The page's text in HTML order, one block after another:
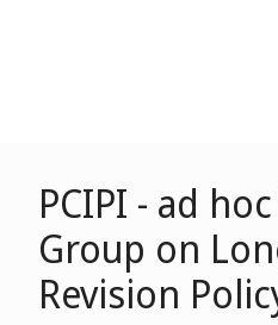
PCIPI - ad
Group on
Revision